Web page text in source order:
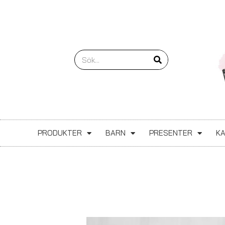
Sök
PRODUKTER BARN PRESENTER